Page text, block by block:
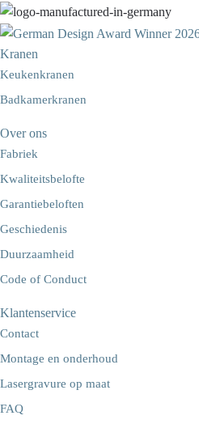
Kranen
Keukenkranen
Badkamerkranen
Over ons
Fabriek
Kwaliteitsbelofte
Garantiebeloften
Geschiedenis
Duurzaamheid
Code of Conduct
Klantenservice
Contact
Montage en onderhoud
Lasergravure op maat
FAQ